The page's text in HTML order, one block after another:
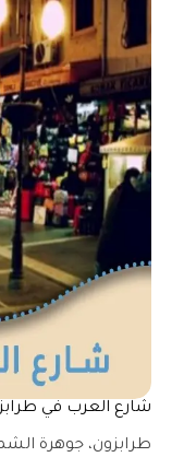
شارع العرب في
طرابزون، جوهرة